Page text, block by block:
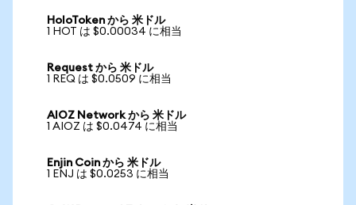
HoloToken から 米ドル
1 HOT は $0.00034 に相当
Request から 米ドル
1 REQ は $0.0509 に相当
AIOZ Network から 米ドル
1 AIOZ は $0.0474 に相当
Enjin Coin から 米ドル
1 ENJ は $0.0253 に相当